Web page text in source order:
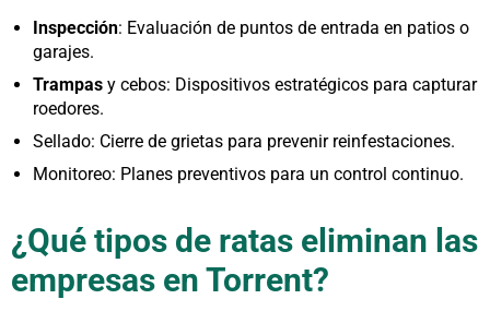
Inspección: Evaluación de puntos de entrada en patios o
garajes.
Trampas y cebos: Dispositivos estratégicos para capturar
roedores.
Sellado: Cierre de grietas para prevenir reinfestaciones.
Monitoreo: Planes preventivos para un control continuo.
¿Qué tipos de ratas eliminan las
empresas en Torrent?